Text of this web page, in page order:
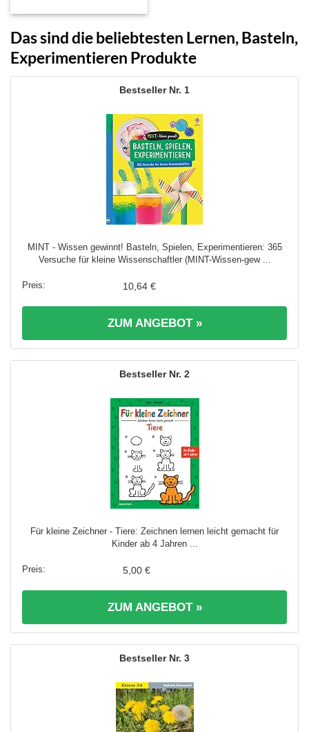
Das sind die beliebtesten Lernen, Basteln,
Experimentieren Produkte
1
MINT - Wissen gewinnt! Basteln, Spielen, Experimentieren: 365
Versuche für kleine Wissenschaftler (MINT-Wissen-gew ...
10,64 €
ZUM ANGEBOT »
2
Für kleine Zeichner - Tiere: Zeichnen lernen leicht gemacht für
Kinder ab 4 Jahren ...
5,00 €
ZUM ANGEBOT »
3